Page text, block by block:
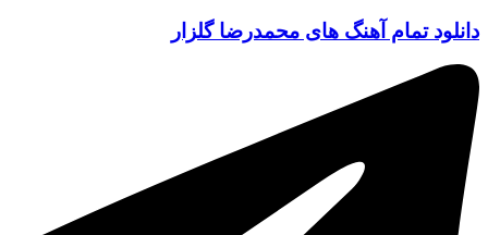
دانلود تمام آهنگ های محمدرضا گلزار